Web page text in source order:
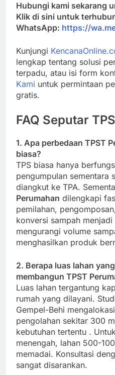
Hubungi kami sekarang
Klik di sini untuk
WhatsApp: https://
Kunjungi
lengkap tentang solusi
terpadu, atau isi form
Kami untuk permintaan
gratis.
FAQ Seputar
1. Apa perbedaan TPST
biasa?
TPS biasa hanya
pengumpulan sementara
diangkut ke TPA.
Perumahan dilengkapi
pemilahan,
konversi sampah
mengurangi volume
menghasilkan produk
2. Berapa luas lahan
membangun TPST
Luas lahan tergantung
rumah yang dilayani.
Gempel-Behi
pengolahan sekitar 300
kebutuhan tertentu .
menengah, lahan 500-
memadai. Konsultasi
sangat disarankan.